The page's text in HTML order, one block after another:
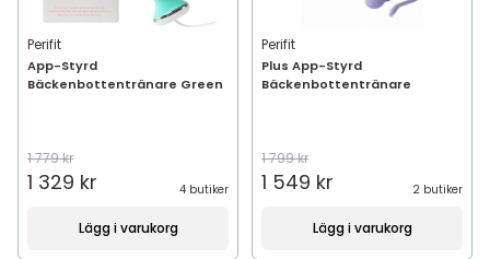
Perifit
App-Styrd
Bäckenbottentränare Green
1 779 kr
1 329 kr 4 butiker
Lägg i varukorg
Perifit
Plus App-Styrd
Bäckenbottentränare
1 799 kr
1 549 kr 2 butiker
Lägg i varukorg